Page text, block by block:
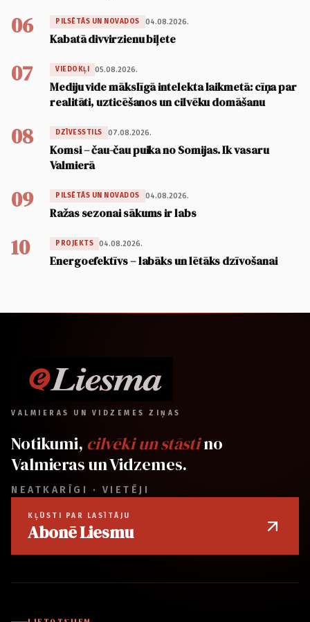
06 PILSĒTĀS UN NOVADOS 04.08.2026.
Kabatā divvirzienu biļete
07 VIEDOKĻI 05.08.2026.
Mediju vide mākslīgā intelekta laikmetā: cīņa par
realitāti, uzticēšanos un cilvēku domāšanu
08 DZĪVESSTILS 07.08.2026.
Komsi – čau-čau puika no Somijas. Ik vasaru
Valmierā
09 PILSĒTĀS UN NOVADOS 04.08.2026.
Ražas sezonai sākums ir labs
10 PROJEKTS 04.08.2026.
Energoefektīvs – labāks un lētāks dzīvošanai
VALMIERAS UN VIDZEMES ZIŅAS
Notikumi, cilvēki un stāstino
Valmieras un Vidzemes.
NEATKARĪGI · VIETĒJI
KĻŪSTI PAR LASĪTĀJU
Abonē Liesmu